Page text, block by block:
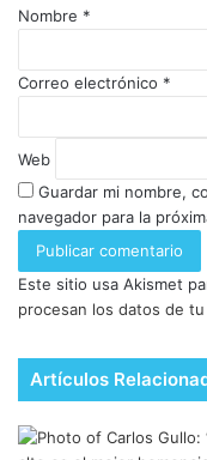
Nombre *
Correo electrónico *
Web
Guardar mi nombre,
navegador para la
Este sitio usa Akismet
procesan los datos de
Artículos